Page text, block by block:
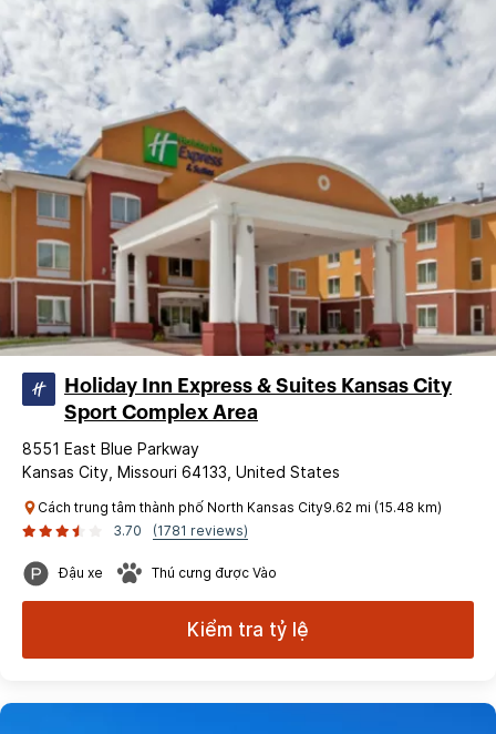
Holiday Inn Express & Suites Kansas City
Sport Complex Area
8551 East Blue Parkway
Kansas City, Missouri 64133, United States
Cách trung tâm thành phố North Kansas City9.62 mi (15.48 km)
3.70
(1781 reviews)
Đậu xe Thú cưng được Vào
Kiểm tra tỷ lệ